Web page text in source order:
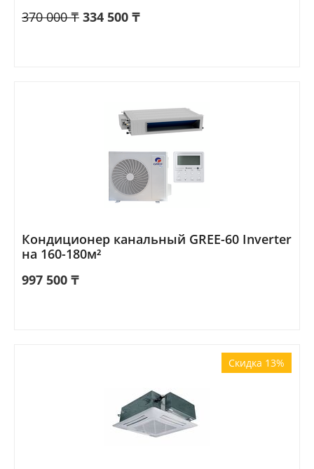
370 000 ₸ 334 500 ₸
Кондиционер канальный GREE-60 Inverter
на 160-180м²
997 500 ₸
Скидка 13%